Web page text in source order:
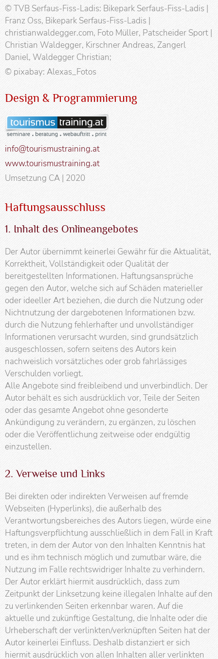
© TVB Serfaus-Fiss-Ladis: Bikepark Serfaus-Fiss-Ladis |
Franz Oss, Bikepark Serfaus-Fiss-Ladis |
christianwaldegger.com, Foto Müller, Patscheider Sport |
Christian Waldegger, Kirschner Andreas, Zangerl
Daniel, Waldegger Christian;
© pixabay: Alexas_Fotos
Design & Programmierung
info@tourismustraining.at
www.tourismustraining.at
Umsetzung CA | 2020
Haftungsausschluss
1. Inhalt des Onlineangebotes
Der Autor übernimmt keinerlei Gewähr für die Aktualität,
Korrektheit, Vollständigkeit oder Qualität der
bereitgestellten Informationen. Haftungsansprüche
gegen den Autor, welche sich auf Schäden materieller
oder ideeller Art beziehen, die durch die Nutzung oder
Nichtnutzung der dargebotenen Informationen bzw.
durch die Nutzung fehlerhafter und unvollständiger
Informationen verursacht wurden, sind grundsätzlich
ausgeschlossen, sofern seitens des Autors kein
nachweislich vorsätzliches oder grob fahrlässiges
Verschulden vorliegt.
Alle Angebote sind freibleibend und unverbindlich. Der
Autor behält es sich ausdrücklich vor, Teile der Seiten
oder das gesamte Angebot ohne gesonderte
Ankündigung zu verändern, zu ergänzen, zu löschen
oder die Veröffentlichung zeitweise oder endgültig
einzustellen.
2. Verweise und Links
Bei direkten oder indirekten Verweisen auf fremde
Webseiten (Hyperlinks), die außerhalb des
Verantwortungsbereiches des Autors liegen, würde eine
Haftungsverpflichtung ausschließlich in dem Fall in Kraft
treten, in dem der Autor von den Inhalten Kenntnis hat
und es ihm technisch möglich und zumutbar wäre, die
Nutzung im Falle rechtswidriger Inhalte zu verhindern.
Der Autor erklärt hiermit ausdrücklich, dass zum
Zeitpunkt der Linksetzung keine illegalen Inhalte auf den
zu verlinkenden Seiten erkennbar waren. Auf die
aktuelle und zukünftige Gestaltung, die Inhalte oder die
Urheberschaft der verlinkten/verknüpften Seiten hat der
Autor keinerlei Einfluss. Deshalb distanziert er sich
hiermit ausdrücklich von allen Inhalten aller verlinkten